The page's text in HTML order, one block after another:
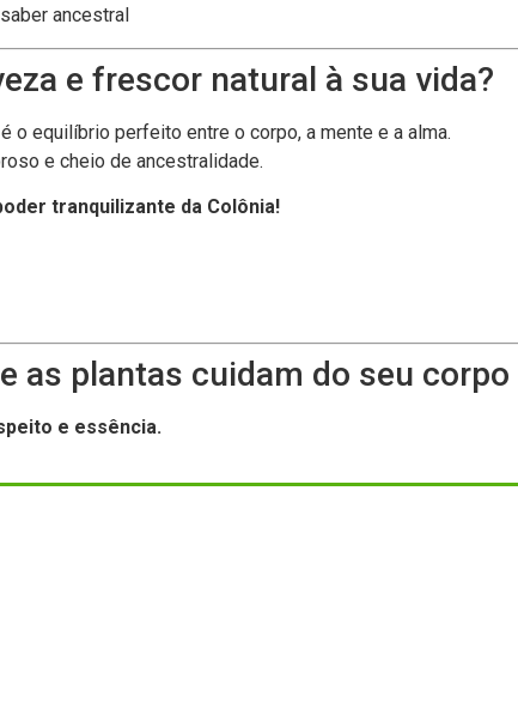
ancestral
e frescor natural à sua vida?
o equilíbrio perfeito entre o corpo, a mente e a alma.
e cheio de ancestralidade.
tranquilizante da Colônia!
as plantas cuidam do seu corpo
e essência.